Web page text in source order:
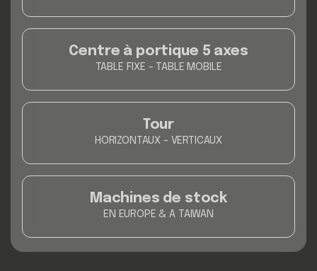
Centre à portique 5 axes
TABLE FIXE - TABLE MOBILE
Tour
HORIZONTAUX - VERTICAUX
Machines de stock
EN EUROPE & A TAIWAN